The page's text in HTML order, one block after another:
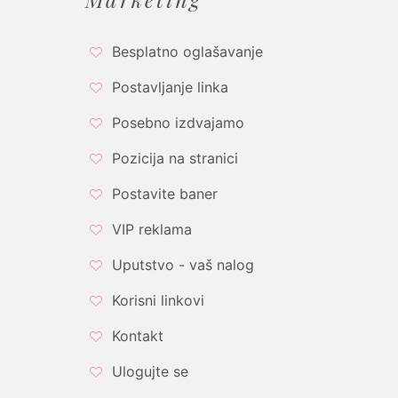
Besplatno oglašavanje
Postavljanje linka
Posebno izdvajamo
Pozicija na stranici
Postavite baner
VIP reklama
Uputstvo - vaš nalog
Korisni linkovi
Kontakt
Ulogujte se